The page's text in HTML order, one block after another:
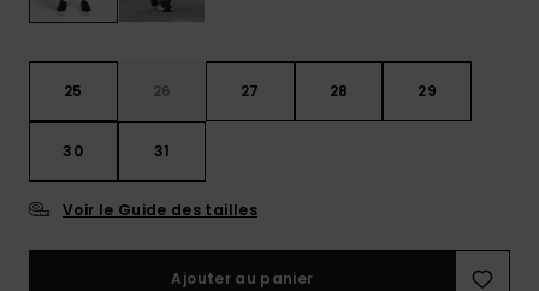
Consulter
la FAQ
25 26 27 28 29
30 31
Voir le Guide des tailles
Ajouter au panier